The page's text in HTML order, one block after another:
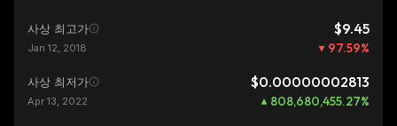
사상 최고가 $9.45
Jan 12, 2018 97.59%
사상 최저가 $0.00000002813
Apr 13, 2022 808,680,455.27%